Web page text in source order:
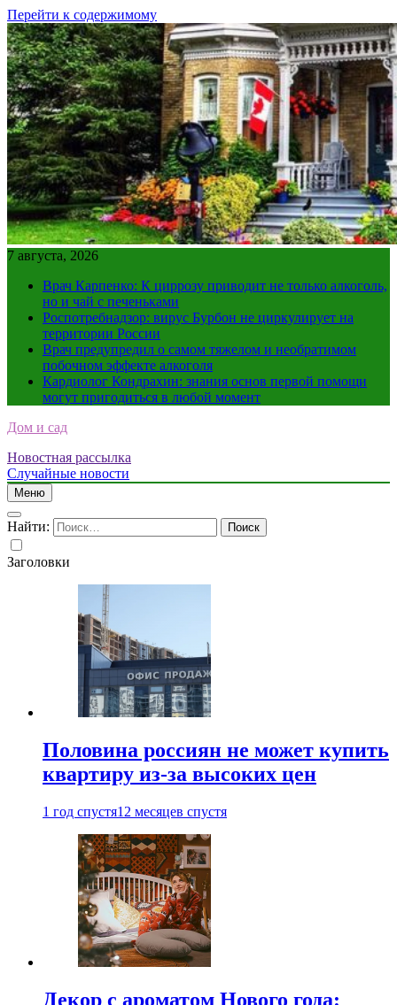
Перейти к содержимому
7 августа, 2026
Врач Карпенко: К циррозу приводит не только алкоголь,
но и чай с печеньками
Роспотребнадзор: вирус Бурбон не циркулирует на
территории России
Врач предупредил о самом тяжелом и необратимом
побочном эффекте алкоголя
Кардиолог Кондрахин: знания основ первой помощи
могут пригодиться в любой момент
Дом и сад
Новостная рассылка
Случайные новости
Меню
Найти:
Заголовки
Половина россиян не может купить
квартиру из-за высоких цен
1 год спустя12 месяцев спустя
Декор с ароматом Нового года: